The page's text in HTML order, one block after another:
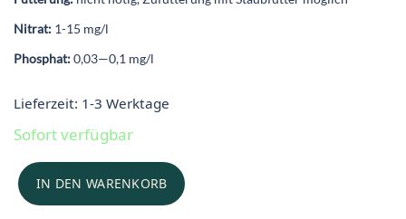
Nitrat: 1-15 mg/l
Phosphat:0,03—0,1 mg/l
Lieferzeit: 1-3 Werktage
Sofort verfügbar
IN DEN WARENKORB